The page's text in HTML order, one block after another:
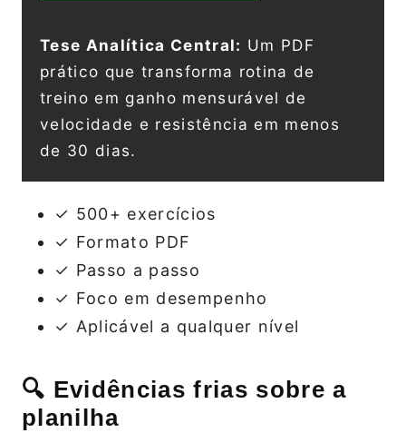
Tese Analítica Central: Um PDF
prático que transforma rotina de
treino em ganho mensurável de
velocidade e resistência em menos
de 30 dias.
✓ 500+ exercícios
✓ Formato PDF
✓ Passo a passo
✓ Foco em desempenho
✓ Aplicável a qualquer nível
🔍 Evidências frias sobre a
planilha